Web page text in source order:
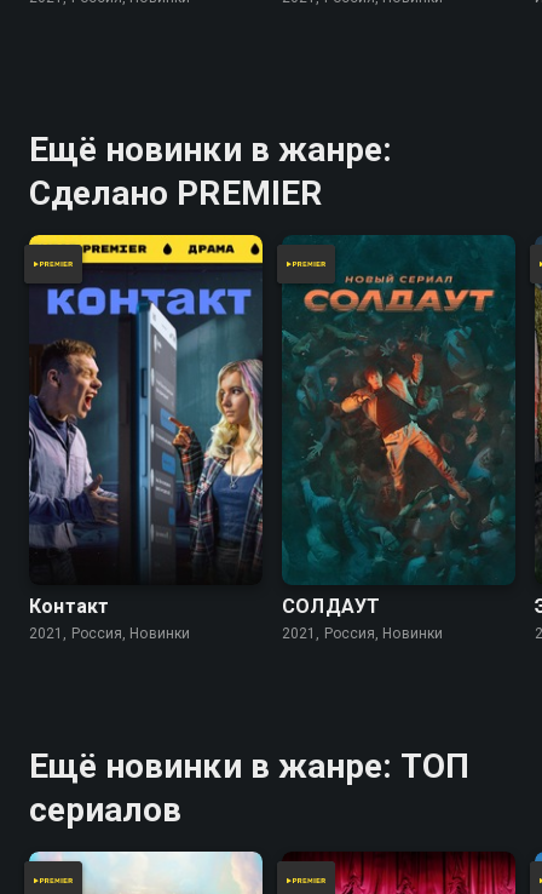
Ещё новинки в жанре:
Сделано PREMIER
Контакт
2021, Россия, Новинки
СОЛДАУТ
2021, Россия, Новинки
Ещё новинки в жанре: ТОП
сериалов